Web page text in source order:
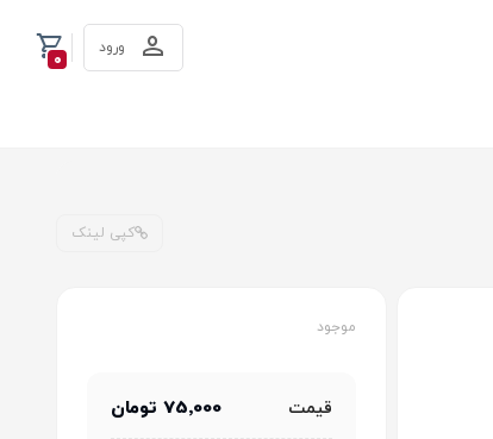
0
ورود
کپی لینک
موجود
قیمت 75٬000 تومان